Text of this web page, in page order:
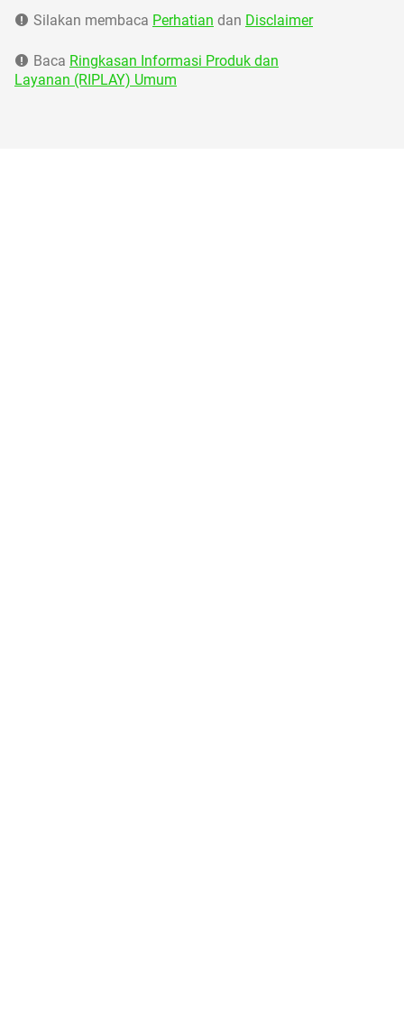
Silakan membaca Perhatian dan Disclaimer
Baca Ringkasan Informasi Produk dan
Layanan (RIPLAY) Umum